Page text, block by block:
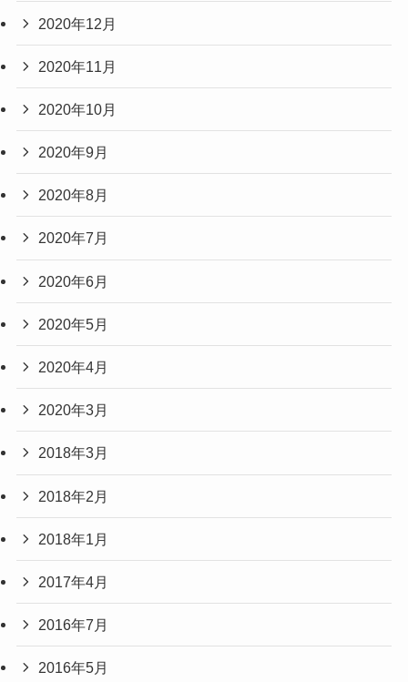
2020年12月
2020年11月
2020年10月
2020年9月
2020年8月
2020年7月
2020年6月
2020年5月
2020年4月
2020年3月
2018年3月
2018年2月
2018年1月
2017年4月
2016年7月
2016年5月